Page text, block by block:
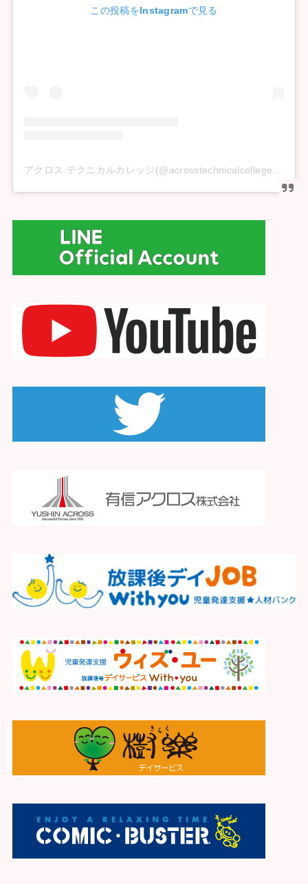
この投稿をInstagramで見る